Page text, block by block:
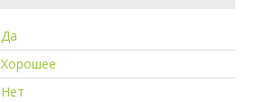
Да
Хорошее
Нет